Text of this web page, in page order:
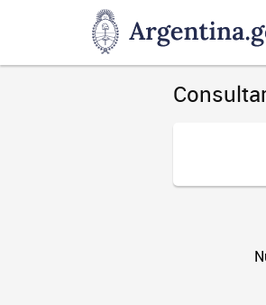
DNGU
Dirección
Nacional